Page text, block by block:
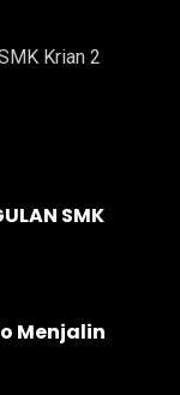
Krian 2
SMK
Menjalin